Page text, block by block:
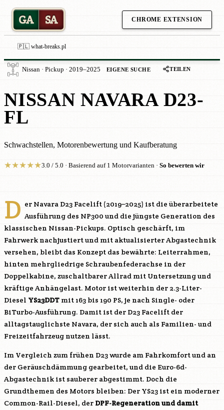
GA SA CHROME EXTENSION
🇵🇱 what-breaks.pl
Nissan · Pickup · 2019–2025 EIGENE SUCHE TEILEN
NISSAN NAVARA D23-
FL
Schwachstellen, Motorenbewertung und Kaufberatung
★★★★★3.0 / 5.0 · Basierend auf 1 Motorvarianten · So bewerten wir
D er Navara D23 Facelift (2019–2025) ist die überarbeitete
Ausführung des NP300 und die jüngste Generation des
klassischen Nissan-Pickups. Optisch geschärft, im
Fahrwerk nachjustiert und mit aktualisierter Abgastechnik
versehen, bleibt das Konzept das bewährte: Leiterrahmen,
hinten mehrgliedrige Schraubenfederachse in der
Doppelkabine, zuschaltbarer Allrad mit Untersetzung und
kräftige Anhängelast. Motor ist weiterhin der 2.3-Liter-
Diesel YS23DDT mit 163 bis 190 PS, je nach Single- oder
BiTurbo-Ausführung. Damit ist der D23 Facelift der
alltagstauglichste Navara, der sich auch als Familien- und
Freizeitfahrzeug nutzen lässt.
Im Vergleich zum frühen D23 wurde am Fahrkomfort und an
der Geräuschdämmung gearbeitet, und die Euro-6d-
Abgastechnik ist sauberer abgestimmt. Doch die
Grundthemen des Motors bleiben: Der YS23 ist ein moderner
Common-Rail-Diesel, der DPF-Regeneration und damit